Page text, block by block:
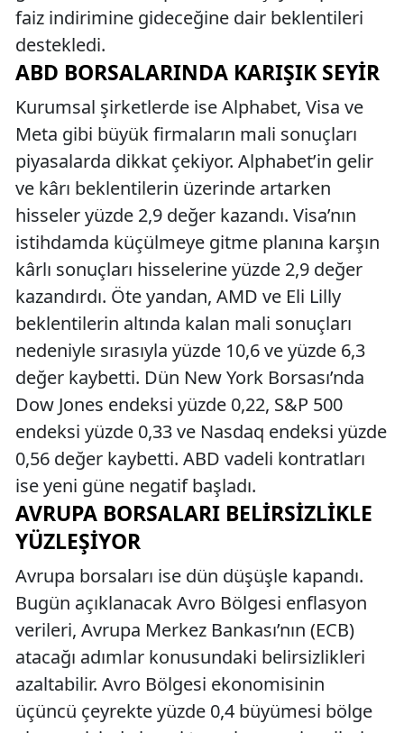
faiz indirimine gideceğine dair beklentileri
destekledi.
ABD BORSALARINDA KARIŞIK SEYIR
Kurumsal şirketlerde ise Alphabet, Visa ve
Meta gibi büyük firmaların mali sonuçları
piyasalarda dikkat çekiyor. Alphabet’in gelir
ve kârı beklentilerin üzerinde artarken
hisseler yüzde 2,9 değer kazandı. Visa’nın
istihdamda küçülmeye gitme planına karşın
kârlı sonuçları hisselerine yüzde 2,9 değer
kazandırdı. Öte yandan, AMD ve Eli Lilly
beklentilerin altında kalan mali sonuçları
nedeniyle sırasıyla yüzde 10,6 ve yüzde 6,3
değer kaybetti. Dün New York Borsası’nda
Dow Jones endeksi yüzde 0,22, S&P 500
endeksi yüzde 0,33 ve Nasdaq endeksi yüzde
0,56 değer kaybetti. ABD vadeli kontratları
ise yeni güne negatif başladı.
AVRUPA BORSALARI BELIRSIZLIKLE
YÜZLEŞIYOR
Avrupa borsaları ise dün düşüşle kapandı.
Bugün açıklanacak Avro Bölgesi enflasyon
verileri, Avrupa Merkez Bankası’nın (ECB)
atacağı adımlar konusundaki belirsizlikleri
azaltabilir. Avro Bölgesi ekonomisinin
üçüncü çeyrekte yüzde 0,4 büyümesi bölge